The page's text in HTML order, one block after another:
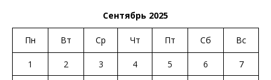
Сентябрь 2025
Пн Вт Ср Чт Пт Сб Вс
1 2 3 4 5 6
7